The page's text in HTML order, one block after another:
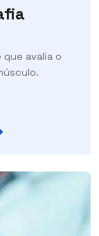
avalia o